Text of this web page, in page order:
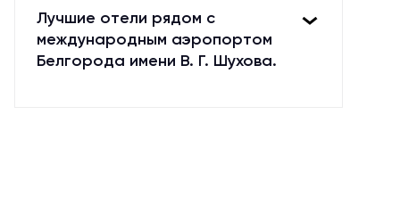
Лучшие отели рядом с
международным аэропортом
Белгорода имени В. Г. Шухова.